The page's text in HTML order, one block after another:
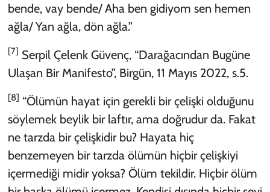
bende, vay bende/ Aha ben gidiyom sen hemen
ağla/ Yan ağla, dön ağla.”
[7] Serpil Çelenk Güvenç, “Darağacından Bugüne
Ulaşan Bir Manifesto”, Birgün, 11 Mayıs 2022, s.5.
[8] “Ölümün hayat için gerekli bir çelişki olduğunu
söylemek beylik bir laftır, ama doğrudur da. Fakat
ne tarzda bir çelişkidir bu? Hayata hiç
benzemeyen bir tarzda ölümün hiçbir çelişkiyi
içermediği midir yoksa? Ölüm tekildir. Hiçbir ölüm